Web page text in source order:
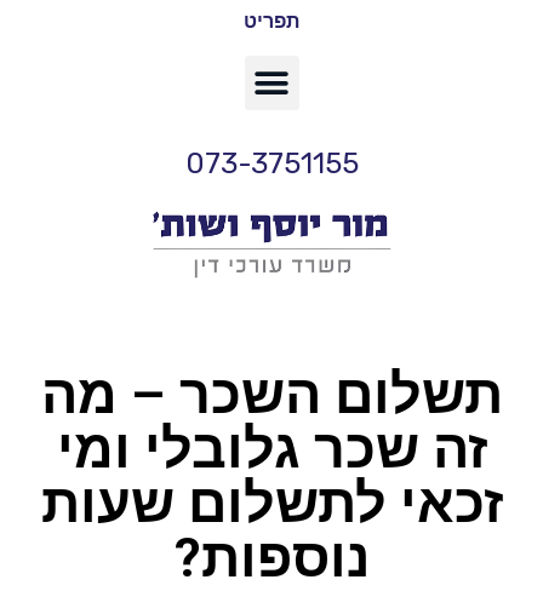
תפריט
073-3751155
תשלום השכר – מה
זה שכר גלובלי ומי
זכאי לתשלום שעות
נוספות?